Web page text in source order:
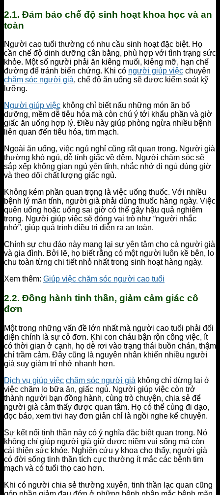
2.1. Đảm bảo chế độ sinh hoạt khoa học và an
toàn
Người cao tuổi thường có nhu cầu sinh hoạt đặc biệt. Họ
cần chế độ dinh dưỡng cân bằng, phù hợp với tình trạng sức
khỏe. Một số người phải ăn kiêng muối, kiêng mỡ, hạn chế
đường để tránh biến chứng. Khi có người giúp việc chuyên
chăm sóc người già, chế độ ăn uống sẽ được kiểm soát kỹ
lưỡng.
Người giúp việc không chỉ biết nấu những món ăn bổ
dưỡng, mềm dễ tiêu hóa mà còn chú ý tới khẩu phần và giờ
giấc ăn uống hợp lý. Điều này giúp phòng ngừa nhiều bệnh
liên quan đến tiêu hóa, tim mạch.
Ngoài ăn uống, việc ngủ nghỉ cũng rất quan trọng. Người già
thường khó ngủ, dễ tỉnh giấc về đêm. Người chăm sóc sẽ
sắp xếp không gian ngủ yên tĩnh, nhắc nhở đi ngủ đúng giờ
và theo dõi chất lượng giấc ngủ.
Không kém phần quan trọng là việc uống thuốc. Với nhiều
bệnh lý mãn tính, người già phải dùng thuốc hàng ngày. Việc
quên uống hoặc uống sai giờ có thể gây hậu quả nghiêm
trọng. Người giúp việc sẽ đóng vai trò như “người nhắc
nhở”, giúp quá trình điều trị diễn ra an toàn.
Chính sự chu đáo này mang lại sự yên tâm cho cả người già
và gia đình. Bởi lẽ, họ biết rằng có một người luôn kề bên, lo
chu toàn từng chi tiết nhỏ nhất trong sinh hoạt hàng ngày.
Xem thêm: Giúp việc chăm sóc người cao tuổi
2.2. Đồng hành tinh thần, giảm cảm giác cô
đơn
Một trong những vấn đề lớn nhất mà người cao tuổi phải đối
diện chính là sự cô đơn. Khi con cháu bận rộn công việc, ít
có thời gian ở cạnh, họ dễ rơi vào trạng thái buồn chán, thậm
chí trầm cảm. Đây cũng là nguyên nhân khiến nhiều người
già suy giảm trí nhớ nhanh hơn.
Dịch vụ giúp việc chăm sóc người già không chỉ dừng lại ở
việc chăm lo bữa ăn, giấc ngủ. Người giúp việc còn trở
thành người bạn đồng hành, cùng trò chuyện, chia sẻ để
người già cảm thấy được quan tâm. Họ có thể cùng đi dạo,
đọc báo, xem tivi hay đơn giản chỉ là ngồi nghe kể chuyện.
Sự kết nối tinh thần này có ý nghĩa đặc biệt quan trọng. Nó
không chỉ giúp người già giữ được niềm vui sống mà còn
cải thiện sức khỏe. Nghiên cứu y khoa cho thấy, người già
có đời sống tinh thần tích cực thường ít mắc các bệnh tim
mạch và có tuổi thọ cao hơn.
Khi có người chia sẻ thường xuyên, tinh thần lạc quan cũng